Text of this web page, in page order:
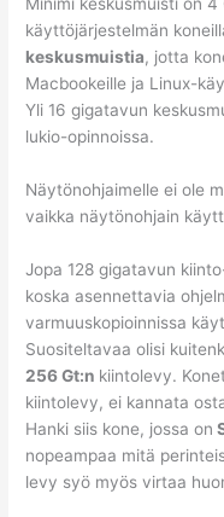
käyttöjärjestelmän
keskusmuistia, jotta
Macbookeille ja Linux-
Yli 16 gigatavun
lukio-opinnoissa.
Näytönohjaimelle ei ole
vaikka näytönohjain
Jopa 128 gigatavun
koska asennettavia
varmuuskopioinnissa
Suositeltavaa olisi
256 Gt:n kiintolevy.
kiintolevy, ei kannata
Hanki siis kone, jossa on
nopeampaa mitä
levy syö myös virtaa